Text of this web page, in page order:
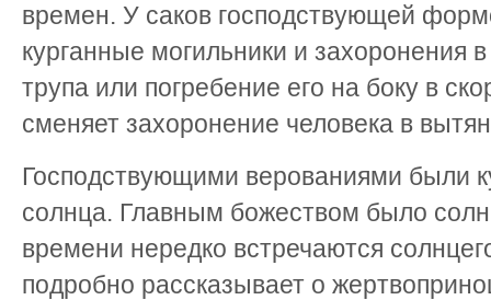
времен. У саков господствующей
курганные могильники и захоронения
трупа или погребение его на боку в
сменяет захоронение человека в
Господствующими верованиями были
солнца. Главным божеством было
времени нередко встречаются
подробно рассказывает о